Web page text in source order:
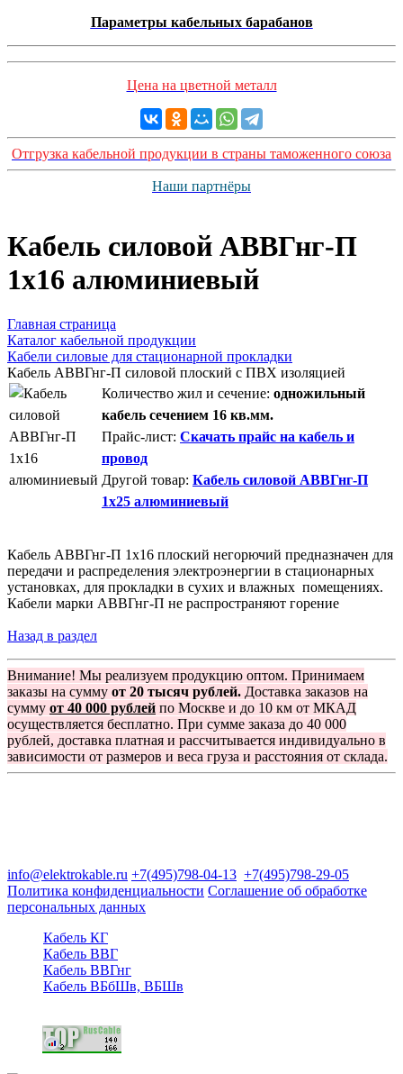
Параметры кабельных барабанов
Цена на цветной металл
Отгрузка кабельной продукции в страны таможенного союза
Наши партнёры
Кабель силовой АВВГнг-П
1х16 алюминиевый
Главная страница
Каталог кабельной продукции
Кабели силовые для стационарной прокладки
Кабель АВВГнг-П силовой плоский с ПВХ изоляцией
Количество жил и сечение: одножильный
кабель сечением 16 кв.мм.
Прайс-лист: Скачать прайс на кабель и
провод
Другой товар: Кабель силовой АВВГнг-П
1х25 алюминиевый
Кабель АВВГнг-П 1х16 плоский негорючий предназначен для
передачи и распределения электроэнергии в стационарных
установках, для прокладки в сухих и влажных помещениях.
Кабели марки АВВГнг-П не распространяют горение
Назад в раздел
Внимание! Мы реализуем продукцию оптом. Принимаем
заказы на сумму от 20 тысяч рублей. Доставка заказов на
сумму от 40 000 рублей по Москве и до 10 км от МКАД
осуществляется бесплатно. При сумме заказа до 40 000
рублей, доставка платная и рассчитывается индивидуально в
зависимости от размеров и веса груза и расстояния от склада.
info@elektrokable.ru +7(495)798-04-13 +7(495)798-29-05
Политика конфиденциальности Соглашение об обработке
персональных данных
Кабель КГ
Кабель ВВГ
Кабель ВВГнг
Кабель ВБбШв, ВБШв